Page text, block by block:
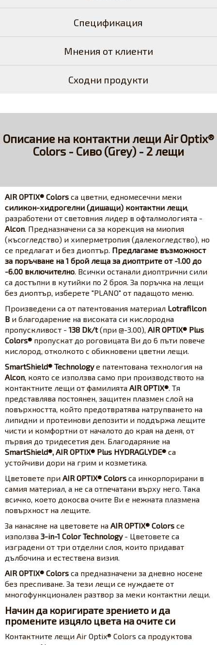
Спецификация
Мнения от клиенти
Сходни продукти
Описание на контактни лещи Air Optix®
Colors - Сиво (Grey) - 2 лещи
AIR OPTIX® Colors са цветни, едномесечни меки
силикон-хидрогелни (дишащи) контактни лещи
разработени от световния лидер в офталмологията -
Alcon . Предназначени са за корекция на миопия
(късогледство) и хиперметропия (далекогледство), но
се предлагат и без диоптър. Предлагаме възможност
за поръчване на 1 брой леща за диоптрите от -1.00 до
-6.00 включително . Всички останали диоптрични сили
са достъпни в кутийки по 2 броя. За поръчка на лещи
без диоптър, изберете "PLANO" от падащото меню.
Произведени са от патентования материал Lotrafilcon
B и благодарение на високата си кислородна
пропускливост - 138 Dk/t(при @-3.00), AIR OPTIX® Plus
Colors® пропускат до роговицата Ви до 6 пъти повече
кислород, отколкото с обикновени цветни лещи.
SmartShield® Technologyе патентована технология на
Alcon , която се използва само при производството на
контактните лещи от фамилията AIR OPTIX® . Тя
представлява постоянен, защитен плазмен слой на
повърхността, който предотвратява натрупването на
липидни и протеинови депозити и поддържа лещите
чисти и комфортни от началото до края на деня, от
първия до тридесетия ден. Благодаряние на
SmartShield®, AIR OPTIX® Plus HYDRAGLYDE® са
устойчиви дори на грим и козметика.
Цветовете при AIR OPTIX® Colors са инкорпорирани в
самия материал, а не са отпечатани върху него. Така
всичко, което докосва очите Ви е нежната плазмена
повърхност на лещите.
За нанасяне на цветовете на AIR OPTIX® Colors се
използва 3-in-1 Color Technology- Цветовете са
изградени от три отделни слоя, които придават
дълбочина и естествена визия.
AIR OPTIX® Colors са предназначени за дневно носене
без преспиване. За тези лещи се нуждаете от
многофункционален разтвор за меки контактни лещи.
Начин да коригирате зрението и да
промените изцяло цвета на очите си
Контактните лещи Air Optix® Colors са продуктова